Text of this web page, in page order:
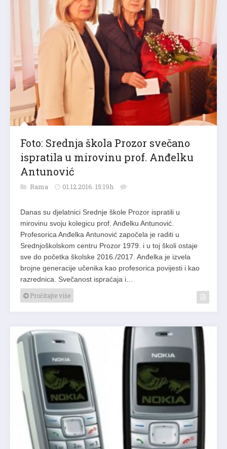
Foto: Srednja škola Prozor svečano
ispratila u mirovinu prof. Anđelku
Antunović
Rama 01.12.2016. 15:19h
Danas su djelatnici Srednje škole Prozor ispratili u
mirovinu svoju kolegicu prof. Anđelku Antunović.
Profesorica Anđelka Antunović započela je raditi u
Srednjoškolskom centru Prozor 1979. i u toj školi ostaje
sve do početka školske 2016./2017. Anđelka je izvela
brojne generacije učenika kao profesorica povijesti i kao
razrednica. Svečanost ispraćaja i…
Pročitajte više